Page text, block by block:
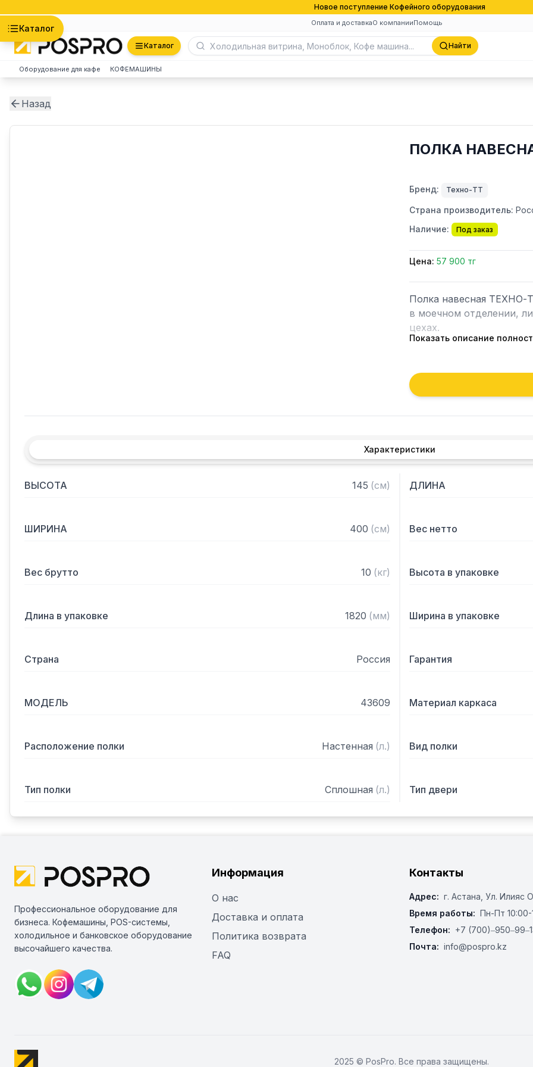
Новое поступление Кофейного оборудования
Оплата и доставкаО компанииПомощь
Каталог
Каталог Найти
Оборудование для кафе КОФЕМАШИНЫ
Назад
ПОЛКА
Бренд: Техно-ТТ
Страна производитель:
Наличие:
Под заказ
Цена: 57 900 тг
Полка навесная ТЕХНО-
в моечном отделении,
цехах.
кронштейнов.
полки. Полки
Возможно размещение
— Полка сплошная
— Разборная, болтовое
Показать описание
Характеристики
ВЫСОТА 145 (см) ДЛИНА
ШИРИНА 400 (см) Вес нетто
Вес брутто 10 (кг) Высота в упаковке
Длина в упаковке 1820 (мм) Ширина в упаковке
Страна Россия Гарантия
МОДЕЛЬ 43609 Материал каркаса
Расположение полки Настенная (л.) Вид полки
Тип полки Сплошная (л.) Тип двери
Профессиональное оборудование для
бизнеса. Кофемашины, POS-системы,
холодильное и банковское оборудование
высочайшего качества.
Информация
О нас
Доставка и оплата
Политика возврата
FAQ
Контакты
Адрес: г. Астана, ​Ул. Илияс
Время работы: Пн-Пт 10:00-
Телефон: +7
Почта: info@pospro.kz
2025 © PosPro. Все права защищены.